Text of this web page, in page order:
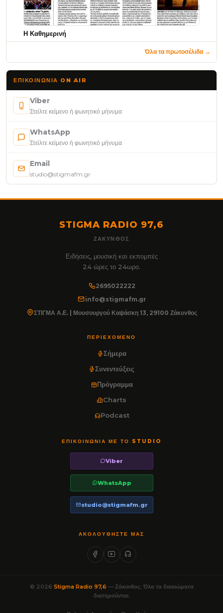
Η Καθημερινή
Όλα τα πρωτοσέλιδα →
ΕΠΙΚΟΙΝΩΝΊΑ ON AIR
Viber
Στείλτε κείμενο ή φωνητικό μήνυμα
WhatsApp
Στείλτε κείμενο ή φωνητικό μήνυμα
Email
studio@stigmafm.gr
STIGMA RADIO 97,6
ΖΆΚΥΝΘΟΣ
Ειδήσεις, μουσική και εκπομπές
24 ώρες το 24ωρο.
2695022222
info@stigmafm.gr
ΣΤΙΓΜΑ Α.Ε. | Μουσουργού Καψάσκη 13, 29100 Ζάκυνθος
ΠΕΡΙΕΧΌΜΕΝΟ
Σήμερα
Συνεντεύξεις
Πρόγραμμα
Charts
Podcast
ΕΠΙΚΟΙΝΩΝΊΑ ΜΕ ΤΟ STUDIO
Viber
WhatsApp
studio@stigmafm.gr
ΑΚΟΛΟΥΘΉΣΤΕ ΜΑΣ
© 2026 Stigma Radio 97,6 — Ζάκυνθος. Όλα τα δικαιώματα
διατηρούνται.